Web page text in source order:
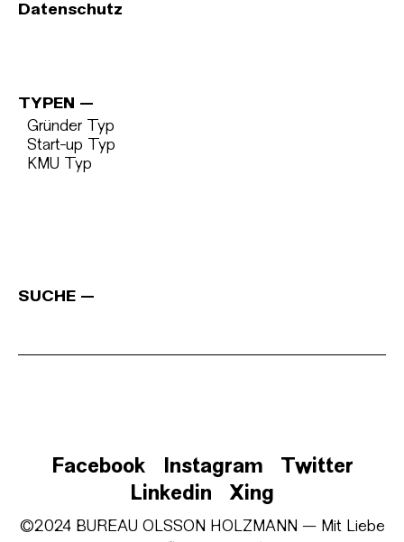
Datenschutz
TYPEN
Gründer Typ
Start-up Typ
KMU Typ
SUCHE
Facebook Instagram
Twitter
Linkedin
Xing
©2024 BUREAU OLSSON HOLZMANN — Mit Liebe